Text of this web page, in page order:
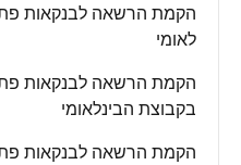
הקמת הרשאה לבנקאות
לאומי
הקמת הרשאה לבנקאות
בקבוצת הבינלאומי
הקמת הרשאה לבנקאות